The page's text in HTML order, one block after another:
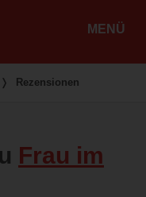
MENÜ
❭ Rezensionen
Frau im